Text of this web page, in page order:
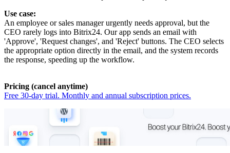
Use case:
An employee or sales manager urgently needs approval, but the
CEO rarely logs into Bitrix24. Our app sends an email with
'Approve', 'Request changes', and 'Reject' buttons. The CEO selects
the appropriate option directly in the email, and the system records
the response, speeding up the workflow.
Pricing (cancel anytime)
Free 30-day trial. Monthly and annual subscription prices.